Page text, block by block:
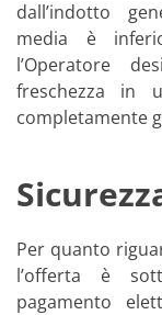
dall’indotto
media è
l’Operatore
freschezza in
completamente
Per quanto
l’offerta è
pagamento